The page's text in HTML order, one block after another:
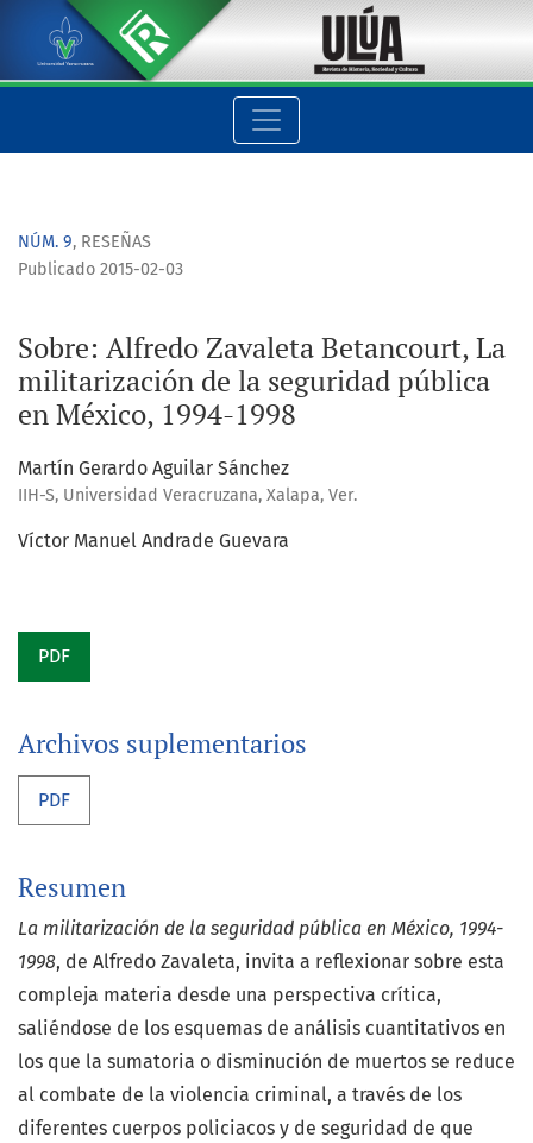
Sobre: Alfredo Zavaleta Betancourt, La militarización de la
NÚM. 9, RESEÑAS
Sobre: Alfredo Zavaleta Betancourt, La
militarización de la seguridad pública
en México, 1994-1998
Publicado 2015-02-03
Martín Gerardo Aguilar Sánchez
IIH-S, Universidad Veracruzana, Xalapa, Ver.
Víctor Manuel Andrade Guevara
PDF
Archivos suplementarios
PDF
Resumen
La militarización de la seguridad pública en México, 1994-
1998, de Alfredo Zavaleta, invita a reflexionar sobre esta
compleja materia desde una perspectiva crítica,
saliéndose de los esquemas de análisis cuantitativos en
los que la sumatoria o disminución de muertos se reduce
al combate de la violencia criminal, a través de los
diferentes cuerpos policiacos y de seguridad de que